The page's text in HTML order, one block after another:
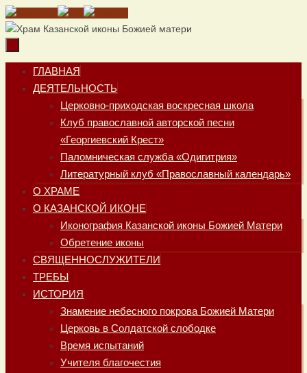
Перейти
к
Перейти
содержимому
ГЛАВНАЯ
ДЕЯТЕЛЬНОСТЬ
Церковно-приходская воскресная школа
Клуб православной авторской песни
«Георгиевский Крест»
Паломническая служба «Одигитрия»
Литературный клуб «Православный календарь»
О ХРАМЕ
О КАЗАНСКОЙ ИКОНЕ
Иконография Казанской иконы Божией Матери
Обретение иконы
СВЯЩЕННОСЛУЖИТЕЛИ
ТРЕБЫ
ИСТОРИЯ
Знамение небесного покрова Божией Матери
Церковь в Солдатской слободке
Время испытаний
Учителя благочестия